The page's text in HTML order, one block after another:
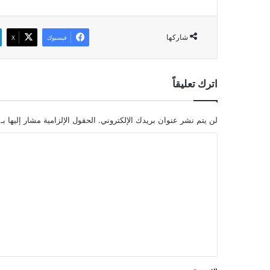
شاركها فيسبوك ‫X
اترك تعليقاً
لن يتم نشر عنوان بريدك الإلكتروني. الحقول الإلزامية مشار إليها بـ